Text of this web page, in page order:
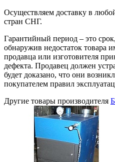
Осуществляем доставку в
стран СНГ.
Гарантийный период – это
обнаружив недостаток товара
продавца или изготовителя
дефекта. Продавец должен
будет доказано, что они
покупателем правил
Другие товары производителя